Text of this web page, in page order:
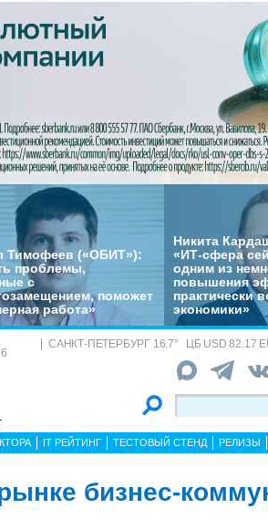
Тимофеев («ОБИТ»):
проблемы,
с
поможет
работа»
Никита
«ИТ-сфера
одним из
повышения
практически
экономики»
САНКТ-ПЕТЕРБУРГ 16.7° ЦБ USD 82.17
IT РЕЙТИНГ ТЕСТОВЫЙ СТЕНД РЕЛИЗЫ
бизнес-